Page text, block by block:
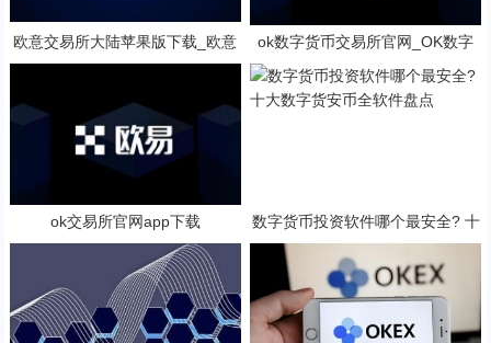
欧意交易所大陆苹果版下载_欧意
交易所安卓版下载
ok数字货币交易所官网_OK数字
ok交易所官网app下载
数字货币投资软件哪个最安全? 十
大数字货安币全软件盘点